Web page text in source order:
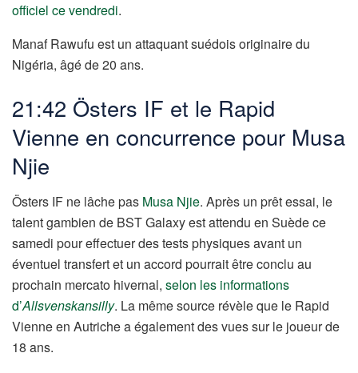
officiel ce vendredi.
Manaf Rawufu est un attaquant suédois originaire du
Nigéria, âgé de 20 ans.
21:42 Östers IF et le Rapid
Vienne en concurrence pour Musa
Njie
Östers IF ne lâche pas Musa Njie. Après un prêt essai, le
talent gambien de BST Galaxy est attendu en Suède ce
samedi pour effectuer des tests physiques avant un
éventuel transfert et un accord pourrait être conclu au
prochain mercato hivernal, selon les informations
d’Allsvenskansilly. La même source révèle que le Rapid
Vienne en Autriche a également des vues sur le joueur de
18 ans.